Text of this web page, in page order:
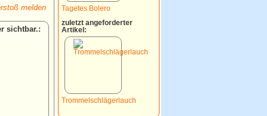
melden
:
Tagetes Bolero
zuletzt angeforderter
Artikel:
Trommelschlägerlauch